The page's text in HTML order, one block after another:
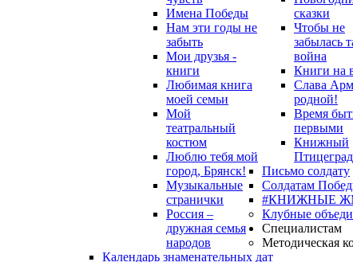
Имена Победы
Нам эти годы не
забыть
Мои друзья -
книги
Любимая книга
моей семьи
Мой
театральный
костюм
Люблю тебя мой
город, Брянск!
Музыкальные
странички
Россия –
дружная семья
народов
сказки
Чтобы не
забылась
война
Книги на
Слава
родной!
Время
первыми
Книжный
Птицеград
Письмо солдату
Солдатам
#КНИЖНЫЕ
Клубные
Специалистам
Методическая
Календарь знаменательных дат